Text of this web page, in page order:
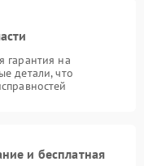
гарантия на
детали, что
и бесплатная